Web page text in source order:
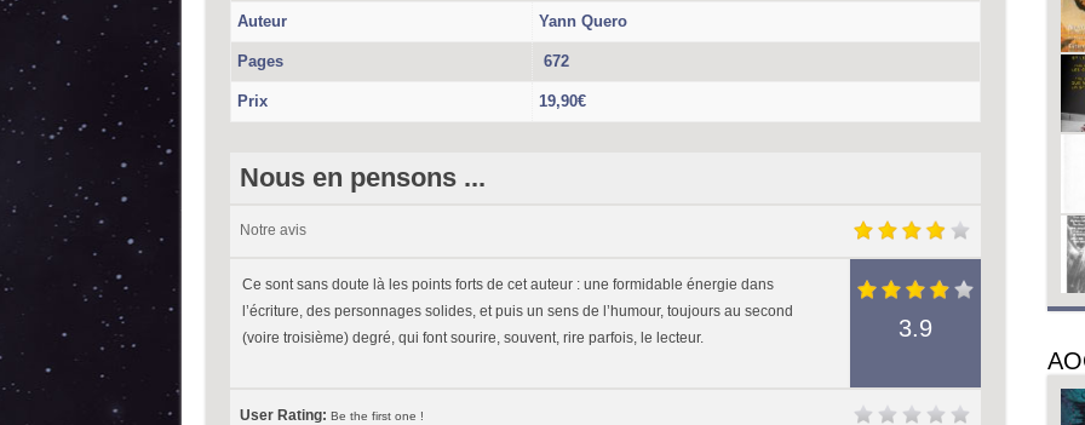
Auteur Yann Quero
Pages 672
Prix 19,90€
Nous en pensons ...
Notre avis
3.9
Ce sont sans doute là les points forts de cet auteur : une formidable énergie dans
l’écriture, des personnages solides, et puis un sens de l’humour, toujours au second
(voire troisième) degré, qui font sourire, souvent, rire parfois, le lecteur.
User Rating: Be the first one !